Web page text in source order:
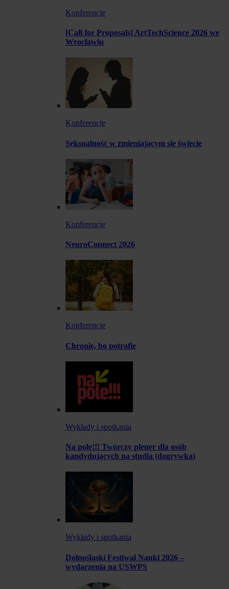
Konferencje
[Call for Proposals] ArtTechScience 2026 we
Wrocławiu
Konferencje
Seksualność w zmieniającym się świecie
Konferencje
NeuroConnect 2026
Konferencje
Chronię, bo potrafię
Wykłady i spotkania
Na pole!!! Twórczy plener dla osób
kandydujących na studia (dogrywka)
Wykłady i spotkania
Dolnośląski Festiwal Nauki 2026 –
wydarzenia na USWPS